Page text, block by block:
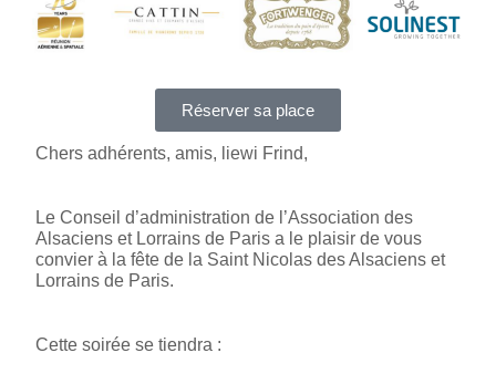
Réserver sa place
Chers adhérents, amis, liewi Frind,
Le Conseil d’administration de l’Association des
Alsaciens et Lorrains de Paris a le plaisir de vous
convier à la fête de la Saint Nicolas des Alsaciens et
Lorrains de Paris.
Cette soirée se tiendra :